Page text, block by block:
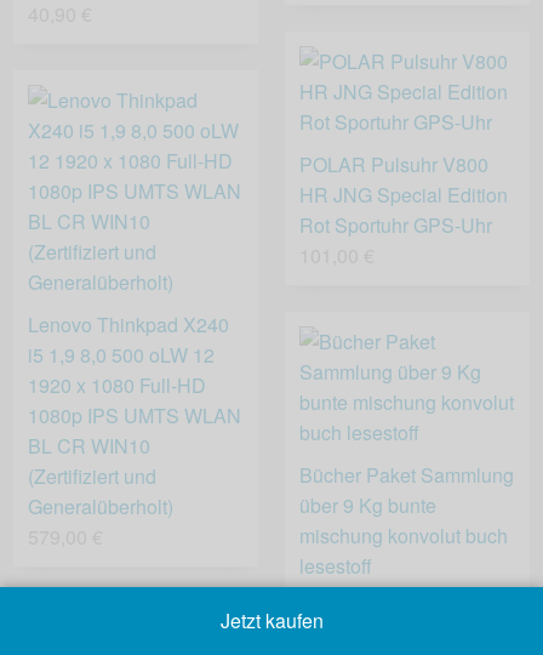
POLAR Pulsuhr V800
HR JNG Special Edition
Rot Sportuhr GPS-Uhr
Lenovo Thinkpad X240
i5 1,9 8,0 500 oLW 12
1920 x 1080 Full-HD
1080p IPS UMTS WLAN
BL CR WIN10
(Zertifiziert und
Generalüberholt)
Bücher Paket Sammlung
über 9 Kg bunte
mischung konvolut buch
lesestoff
3,00 €
Jetzt kaufen